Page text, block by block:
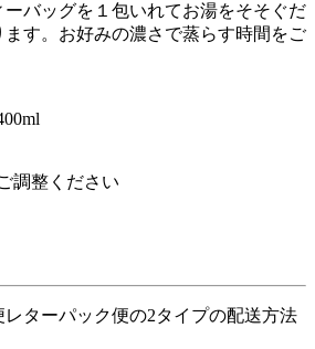
バッグを１包いれてお湯をそそぐだ
す。お好みの濃さで蒸らす時間をご
調整ください
レターパック便の2タイプの配送方法